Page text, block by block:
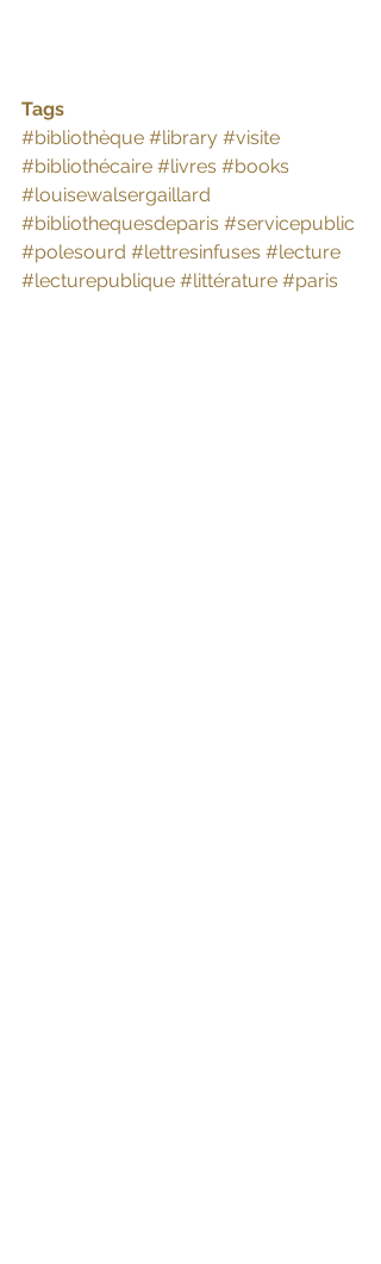
Tags
#bibliothèque #library #visite
#bibliothécaire #livres #books
#louisewalsergaillard
#bibliothequesdeparis #servicepublic
#polesourd #lettresinfuses #lecture
#lecturepublique #littérature #paris